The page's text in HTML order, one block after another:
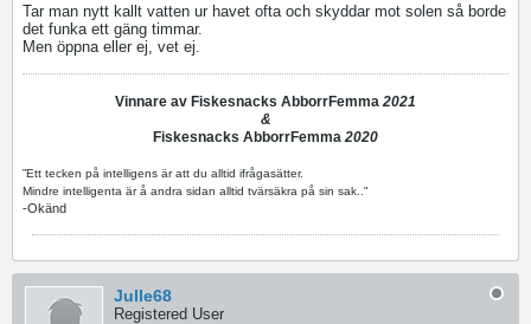
Tar man nytt kallt vatten ur havet ofta och skyddar mot solen så borde
det funka ett gäng timmar.
Men öppna eller ej, vet ej.
Vinnare av Fiskesnacks AbborrFemma 2021
&
Fiskesnacks AbborrFemma 2020
”Ett tecken på intelligens är att du alltid ifrågasätter.
Mindre intelligenta är å andra sidan alltid tvärsäkra på sin sak.."
-Okänd
Julle68
Registered User